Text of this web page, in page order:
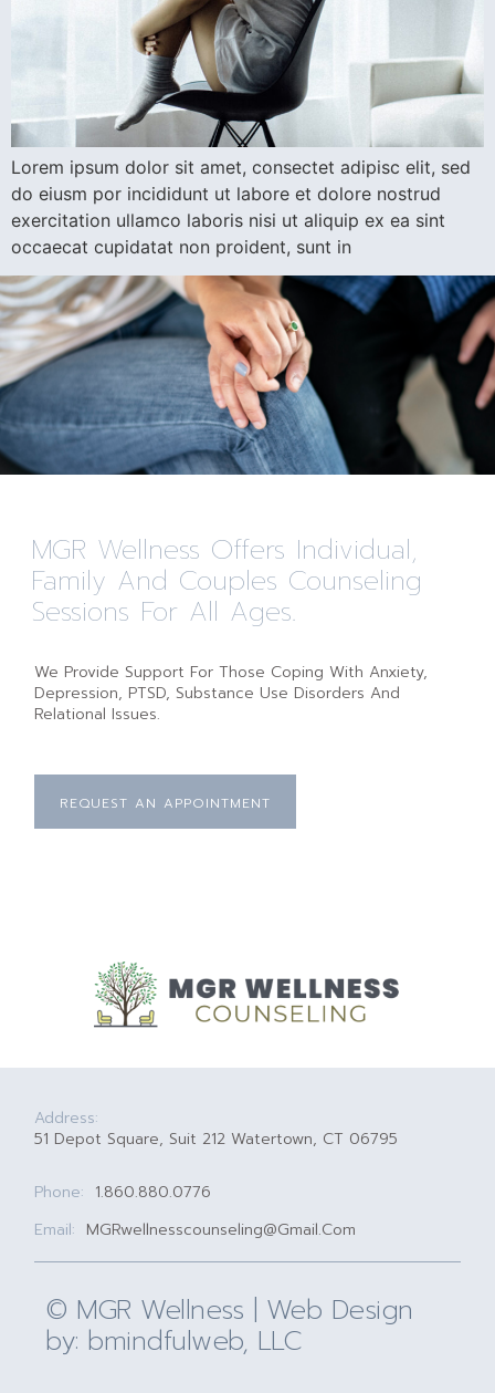
Lorem ipsum dolor sit amet, consectet adipisc elit, sed
do eiusm por incididunt ut labore et dolore nostrud
exercitation ullamco laboris nisi ut aliquip ex ea sint
occaecat cupidatat non proident, sunt in
MGR Wellness Offers Individual,
Family And Couples Counseling
Sessions For All Ages.
We Provide Support For Those Coping With Anxiety,
Depression, PTSD, Substance Use Disorders And
Relational Issues.
REQUEST AN APPOINTMENT
Address:
51 Depot Square, Suit 212 Watertown, CT 06795
Phone: 1.860.880.0776
Email: MGRwellnesscounseling@gmail.com
© MGR Wellness | Web Design
by: bmindfulweb, LLC